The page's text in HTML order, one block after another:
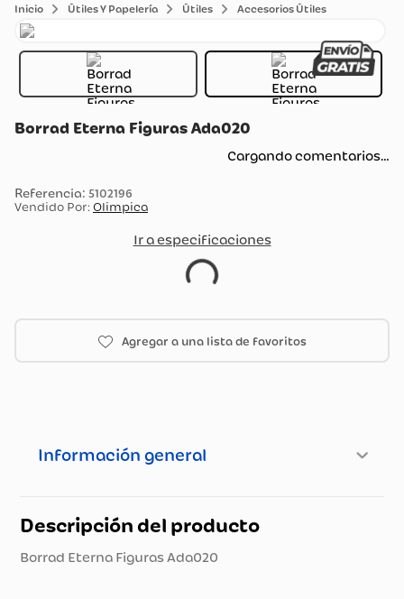
Útiles Y Papelería Útiles Accesorios Útiles
Borrad Eterna Figuras Ada020
Cargando comentarios…
: 5102196
Vendido Por: Olimpica
Ir a especificaciones
Información general
Descripción del producto
Borrad Eterna Figuras Ada020